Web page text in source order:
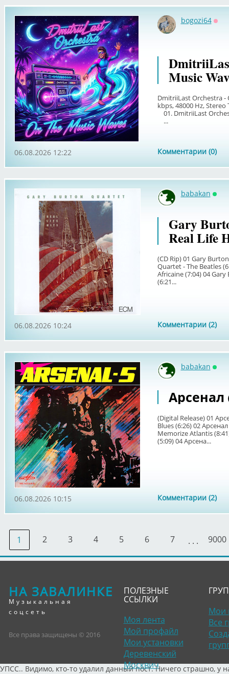
bogozi64
Music
DmitriiLast Orchestra -
kbps, 48000 Hz, Stereo
01. DmitriiLast
...
Комментарии (0)
06.08.2026 12:22
babakan
Gary
Real Life
(CD Rip) 01 Gary
Quartet - The Beatles
Africaine (7:04) 04
(6:21...
Комментарии (2)
06.08.2026 10:24
babakan
Арсенал
(Digital Release) 01
Blues (6:26) 02
Memorize Atlantis
(5:09) 04 Арсена...
Комментарии (2)
06.08.2026 10:15
1 2 3 4 5 6 7 . . . 9000
НА ЗАВАЛИНКЕ
Музыкальная
соцсеть
Все права защищены © 2016
ПОЛЕЗНЫЕ
ССЫЛКИ
Моя лента
Мой профайл
Мои установки
Деревенский
Москвич
Мои
Все
УПСС.. Видимо, кто-то удалил данный пост. Ничего страшно, у